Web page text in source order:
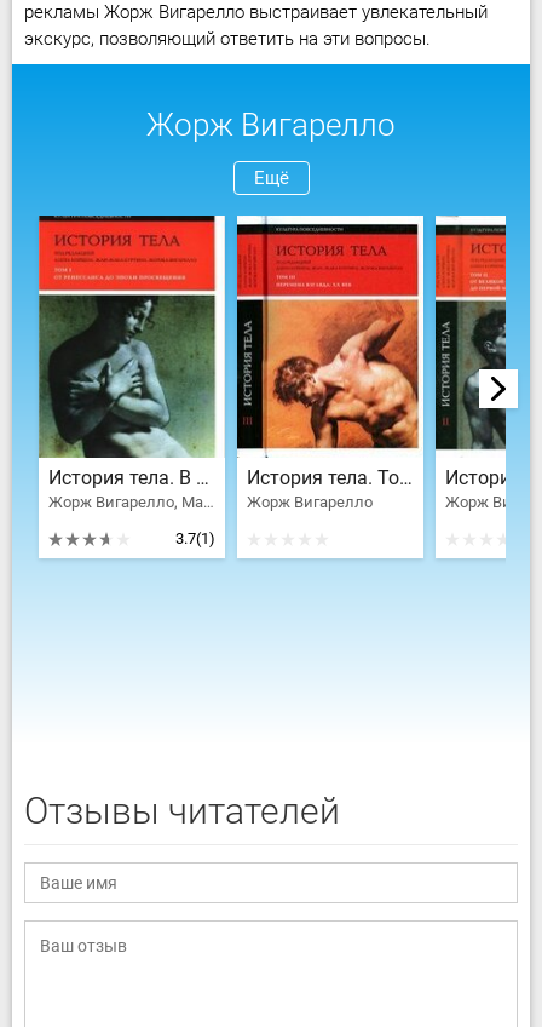
рекламы Жорж Вигарелло выстраивает увлекательный
экскурс, позволяющий ответить на эти вопросы.
Жорж Вигарелло
Ещё
История тела. В 3 томах. Том 1. От Ренессанса до эпохи Просвещения
Жорж Вигарелло, Мария Неклюдова, Корбен Ален, Куртин Жан-Жак
3.7(1)
История тела. Том 3. Перемена взгляда: XX Век
Жорж Вигарелло
Отзывы читателей